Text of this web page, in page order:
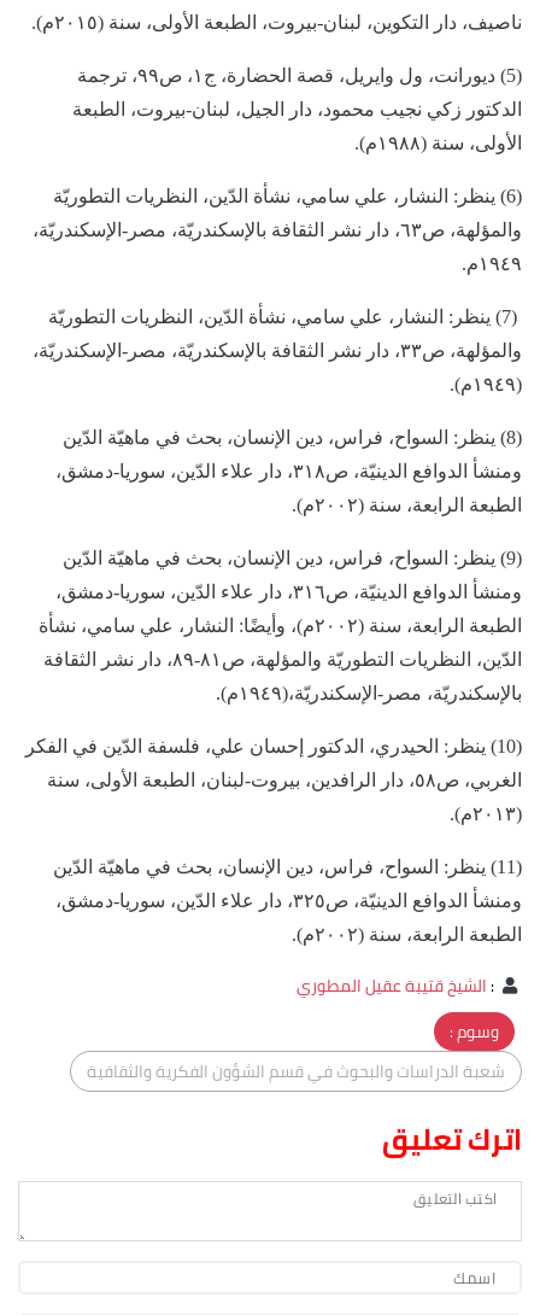
ناصيف، دار التكوين، لبنان-بيروت، الطبعة الأولى، سنة (٢٠١٥م).
(5) ديورانت، ول وايريل، قصة الحضارة، ج١، ص٩٩، ترجمة
الدكتور زكي نجيب محمود، دار الجيل، لبنان-بيروت، الطبعة
الأولى، سنة (١٩٨٨م).
(6) ينظر: النشار، علي سامي، نشأة الدّين، النظريات التطوريّة
والمؤلهة، ص٦٣، دار نشر الثقافة بالإسكندريّة، مصر-الإسكندريّة،
١٩٤٩م.
(7) ينظر: النشار، علي سامي، نشأة الدّين، النظريات التطوريّة
والمؤلهة، ص٣٣، دار نشر الثقافة بالإسكندريّة، مصر-الإسكندريّة،
(١٩٤٩م).
(8) ينظر: السواح، فراس، دين الإنسان، بحث في ماهيّة الدّين
ومنشأ الدوافع الدينيّة، ص٣١٨، دار علاء الدّين، سوريا-دمشق،
الطبعة الرابعة، سنة (٢٠٠٢م).
(9) ينظر: السواح، فراس، دين الإنسان، بحث في ماهيّة الدّين
ومنشأ الدوافع الدينيّة، ص٣١٦، دار علاء الدّين، سوريا-دمشق،
الطبعة الرابعة، سنة (٢٠٠٢م)، وأيضًا: النشار، علي سامي، نشأة
الدّين، النظريات التطوريّة والمؤلهة، ص٨١-٨٩، دار نشر الثقافة
بالإسكندريّة، مصر-الإسكندريّة،(١٩٤٩م).
(10) ينظر: الحيدري، الدكتور إحسان علي، فلسفة الدّين في الفكر
الغربي، ص٥٨، دار الرافدين، بيروت-لبنان، الطبعة الأولى، سنة
(٢٠١٣م).
(11) ينظر: السواح، فراس، دين الإنسان، بحث في ماهيّة الدّين
ومنشأ الدوافع الدينيّة، ص٣٢٥، دار علاء الدّين، سوريا-دمشق،
الطبعة الرابعة، سنة (٢٠٠٢م).
:الشيخ قتيبة عقيل المطوري
وسوم :
شعبة الدراسات والبحوث في قسم الشؤون الفكرية والثقافية
اترك تعليق